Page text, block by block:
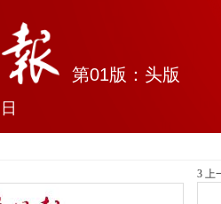
日
第01版：头版
3 上